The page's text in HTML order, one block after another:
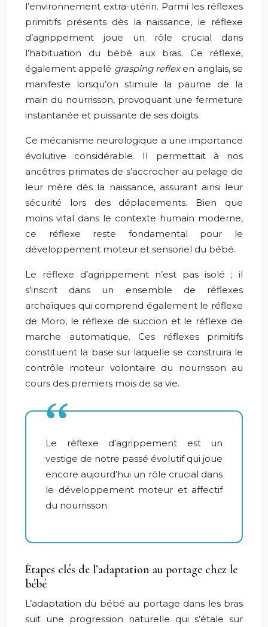
l’environnement extra-utérin. Parmi les réflexes
primitifs présents dès la naissance, le réflexe
d’agrippement joue un rôle crucial dans
l’habituation du bébé aux bras. Ce réflexe,
également appelé grasping reflexen anglais, se
manifeste lorsqu’on stimule la paume de la
main du nourrisson, provoquant une fermeture
instantanée et puissante de ses doigts.
Ce mécanisme neurologique a une importance
évolutive considérable. Il permettait à nos
ancêtres primates de s’accrocher au pelage de
leur mère dès la naissance, assurant ainsi leur
sécurité lors des déplacements. Bien que
moins vital dans le contexte humain moderne,
ce réflexe reste fondamental pour le
développement moteur et sensoriel du bébé.
Le réflexe d’agrippement n’est pas isolé ; il
s’inscrit dans un ensemble de réflexes
archaïques qui comprend également le réflexe
de Moro, le réflexe de succion et le réflexe de
marche automatique. Ces réflexes primitifs
constituent la base sur laquelle se construira le
contrôle moteur volontaire du nourrisson au
cours des premiers mois de sa vie.
Le réflexe d’agrippement est un
vestige de notre passé évolutif qui joue
encore aujourd’hui un rôle crucial dans
le développement moteur et affectif
du nourrisson.
Étapes clés de l’adaptation au portage chez le
bébé
L’adaptation du bébé au portage dans les bras
suit une progression naturelle qui s’étale sur